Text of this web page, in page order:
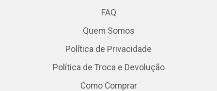
FAQ
Quem Somos
Política de Privacidade
Política de Troca e Devolução
Como Comprar